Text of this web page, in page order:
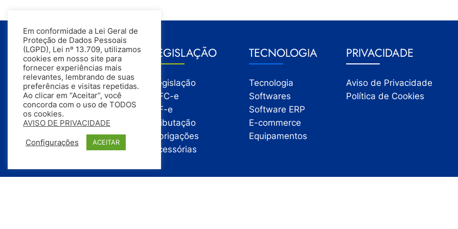
GESTÃO
Gestão
Gestão Financeira
Gestão de Pessoas
Compras
Estoque
Vendas
LEGISLAÇÃO
Legislação
NFC-e
NF-e
Tributação
Obrigações
Acessórias
TECNOLOGIA
Tecnologia
Softwares
Software ERP
E-commerce
Equipamentos
PRIVACIDADE
Aviso de Privacidade
Política de Cookies
Em conformidade a Lei Geral de
Proteção de Dados Pessoais
(LGPD), Lei nº 13.709, utilizamos
cookies em nosso site para
fornecer experiências mais
relevantes, lembrando de suas
preferências e visitas repetidas.
Ao clicar em “Aceitar”, você
concorda com o uso de TODOS
os cookies.
AVISO DE PRIVACIDADE
Configurações ACEITAR